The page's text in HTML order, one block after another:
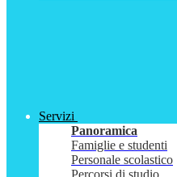
Servizi
Panoramica
Famiglie e studenti
Personale scolastico